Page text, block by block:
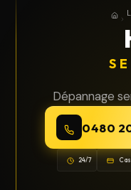
Dépannage
0480
24/7